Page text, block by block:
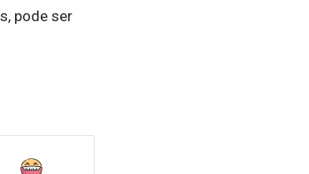
pode ser